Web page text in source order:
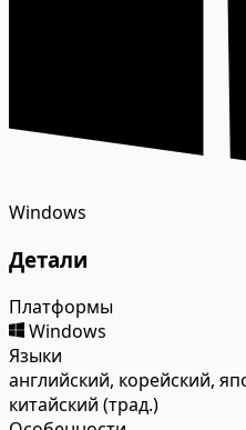
Windows
Детали
Платформы
Windows
Языки
английский, корейский,
китайский (трад.)